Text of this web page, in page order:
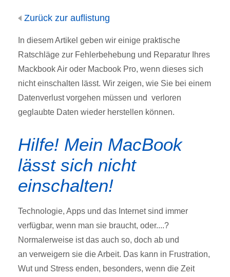
Zurück zur auflistung
In diesem Artikel geben wir einige praktische
Ratschläge zur Fehlerbehebung und Reparatur Ihres
Mackbook Air oder Macbook Pro, wenn dieses sich
nicht einschalten lässt. Wir zeigen, wie Sie bei einem
Datenverlust vorgehen müssen und verloren
geglaubte Daten wieder herstellen können.
Hilfe! Mein MacBook
lässt sich nicht
einschalten!
Technologie, Apps und das Internet sind immer
verfügbar, wenn man sie braucht, oder....?
Normalerweise ist das auch so, doch ab und
an verweigern sie die Arbeit. Das kann in Frustration,
Wut und Stress enden, besonders, wenn die Zeit